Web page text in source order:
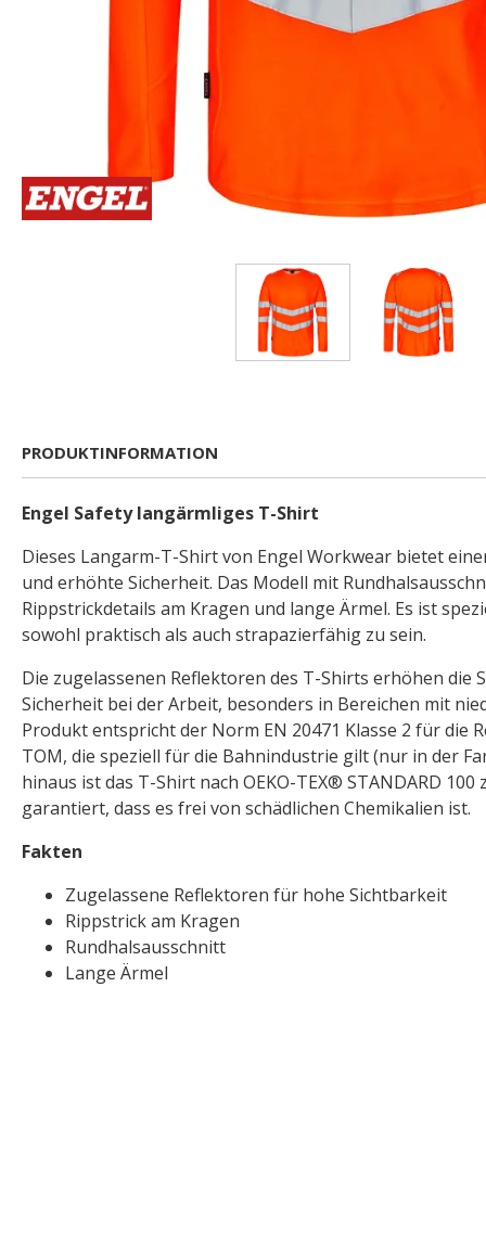
PRODUKTINFORMATION
Engel Safety langärmliges T-Shirt
Dieses Langarm-T-Shirt von Engel Workwear bietet
und erhöhte Sicherheit. Das Modell mit
Rippstrickdetails am Kragen und lange Ärmel. Es ist
sowohl praktisch als auch strapazierfähig zu sein.
Die zugelassenen Reflektoren des T-Shirts erhöhen die
Sicherheit bei der Arbeit, besonders in Bereichen mit
Produkt entspricht der Norm EN 20471 Klasse 2 für die
TOM, die speziell für die Bahnindustrie gilt (nur in der
hinaus ist das T-Shirt nach OEKO-TEX® STANDARD
garantiert, dass es frei von schädlichen Chemikalien ist.
Fakten
Zugelassene Reflektoren für hohe Sichtbarkeit
Rippstrick am Kragen
Rundhalsausschnitt
Lange Ärmel